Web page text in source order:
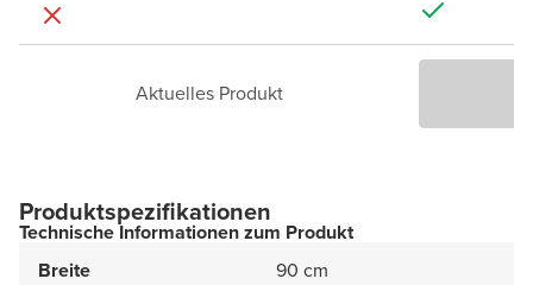
Aktuelles Produkt
Produktspezifikationen
Technische Informationen zum Produkt
Breite
90 cm